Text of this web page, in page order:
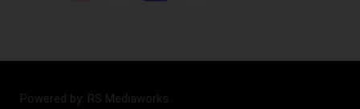
Powered by: RS Mediaworks